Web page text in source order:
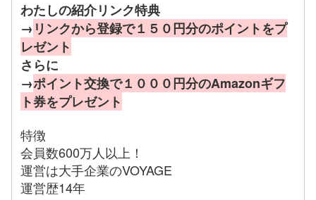
わたしの紹介リンク特典
→ リンクから登録で１５０円分のポイントをプ
レゼント
さらに
→ポイント交換で１０００円分のAmazonギフ
ト券をプレゼント
特徴
会員数600万人以上！
運営は大手企業のVOYAGE
運営歴14年